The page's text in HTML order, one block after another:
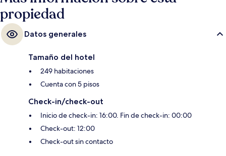
propiedad
Datos generales
Tamaño del hotel
249 habitaciones
Cuenta con 5 pisos
Check-in/check-out
Inicio de check-in: 16:00. Fin de check-in: 00:00
Check-out: 12:00
Check-out sin contacto